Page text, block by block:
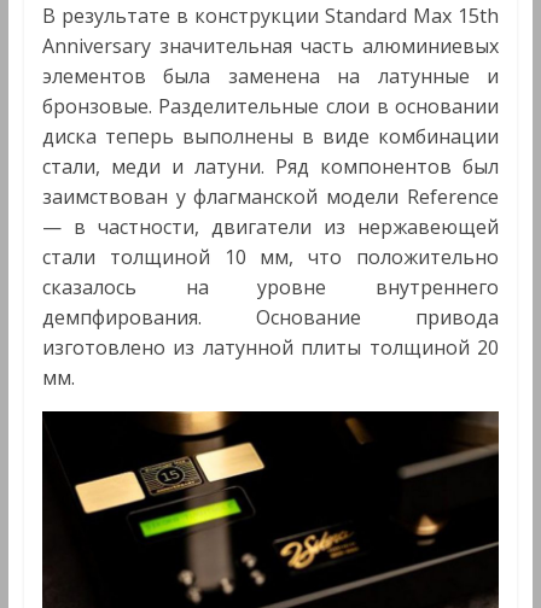
В результате в конструкции Standard Max 15th
Anniversary значительная часть алюминиевых
элементов была заменена на латунные и
бронзовые. Разделительные слои в основании
диска теперь выполнены в виде комбинации
стали, меди и латуни. Ряд компонентов был
заимствован у флагманской модели Reference
— в частности, двигатели из нержавеющей
стали толщиной 10 мм, что положительно
сказалось на уровне внутреннего
демпфирования. Основание привода
изготовлено из латунной плиты толщиной 20
мм.